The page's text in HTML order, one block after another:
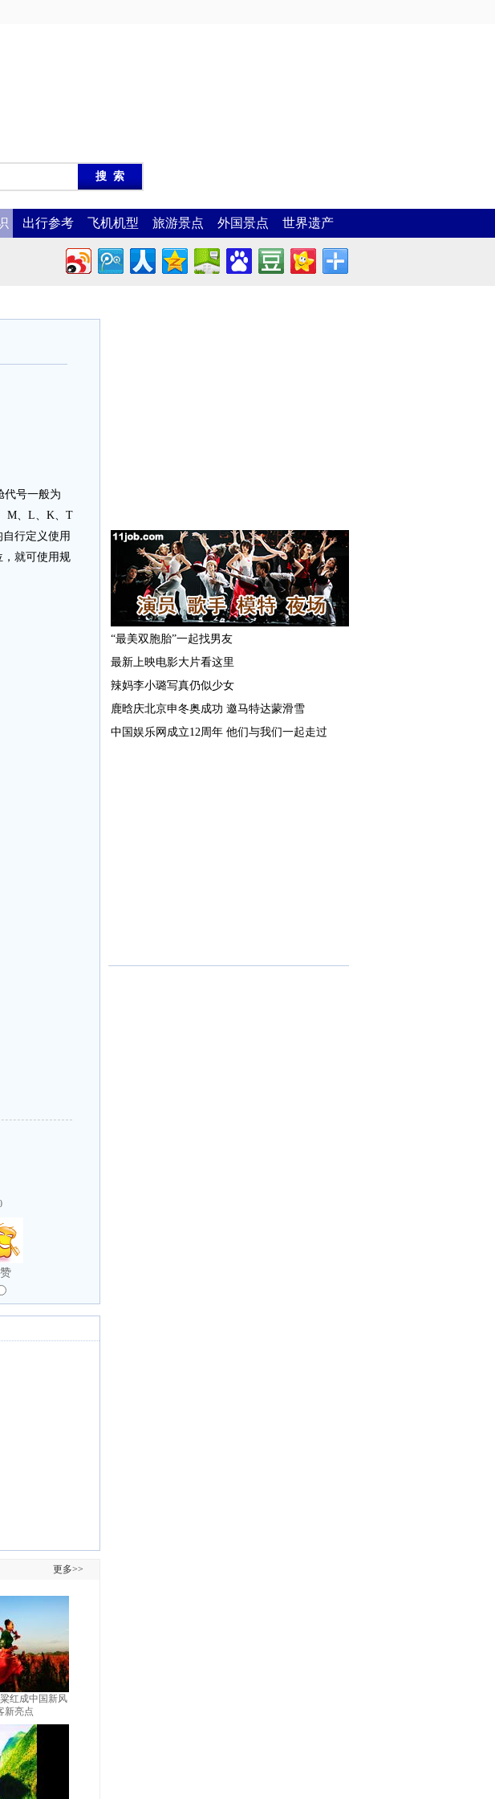
出行参考 飞机机型 旅游景点 外国景点 世界遗产
代号一般为
M、L、K、T
行定义使用
就可使用规
更多>>
红成中国新风
新亮点